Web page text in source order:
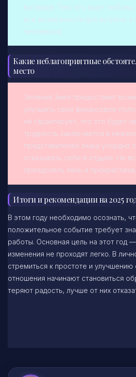
взглядов. Тем, кто ищет
все возможности для встречи с
человеком.
Какие неблагоприятные
место
Зеленая Змея предоставит
улучшить свое финансовое
не гарантирует, что это будет
трудность заключается в
представителей знака усердно
отказывать себе в отдыхе. Не
преодолеть лень и
Итоги и рекомендации на 2025
В этом году необходимо осознать,
положительное событие требует
работы. Основная цель на этот год
изменения не проходят легко. В
стремиться к простоте и улучшению
отношения начинают становиться
теряют радость, лучше от них